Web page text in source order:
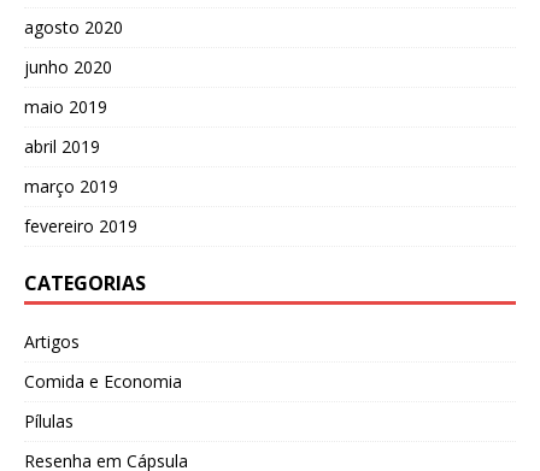
agosto 2020
junho 2020
maio 2019
abril 2019
março 2019
fevereiro 2019
CATEGORIAS
Artigos
Comida e Economia
Pílulas
Resenha em Cápsula